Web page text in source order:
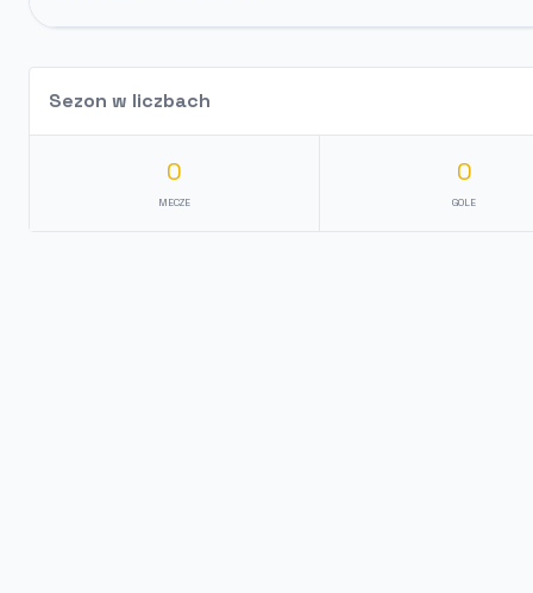
Sezon w liczbach
0
MECZE
0
GOLE